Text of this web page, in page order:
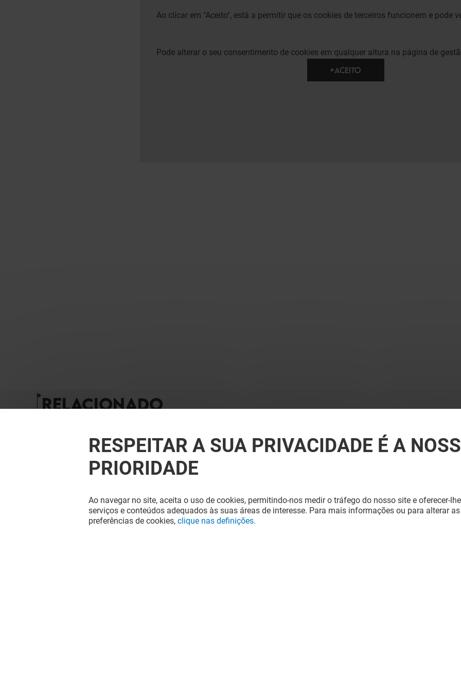
Ao clicar em "Aceito", está a permitir que os cookies de terceiros funcionem e pode
Pode alterar o seu consentimento de cookies em qualquer altura na página de
ACEITO
RELACIONADO
RESPEITAR A SUA PRIVACIDADE É A
PRIORIDADE
Ao navegar no site, aceita o uso de cookies, permitindo-nos medir o tráfego do nosso site e oferecer-lhe
serviços e conteúdos adequados às suas áreas de interesse. Para mais informações ou para alterar
preferências de cookies, clique nas definições.